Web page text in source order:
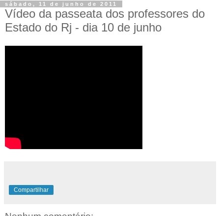
sábado, 11 de junho de 2011
Vídeo da passeata dos professores do
Estado do Rj - dia 10 de junho
Compartilhar